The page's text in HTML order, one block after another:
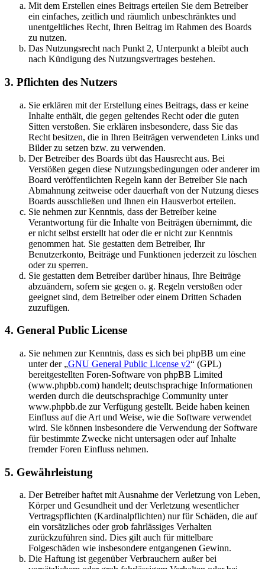
Mit dem Erstellen eines Beitrags erteilen Sie dem Betreiber
ein einfaches, zeitlich und räumlich unbeschränktes und
unentgeltliches Recht, Ihren Beitrag im Rahmen des Boards
zu nutzen.
Das Nutzungsrecht nach Punkt 2, Unterpunkt a bleibt auch
nach Kündigung des Nutzungsvertrages bestehen.
3. Pflichten des Nutzers
Sie erklären mit der Erstellung eines Beitrags, dass er keine
Inhalte enthält, die gegen geltendes Recht oder die guten
Sitten verstoßen. Sie erklären insbesondere, dass Sie das
Recht besitzen, die in Ihren Beiträgen verwendeten Links und
Bilder zu setzen bzw. zu verwenden.
Der Betreiber des Boards übt das Hausrecht aus. Bei
Verstößen gegen diese Nutzungsbedingungen oder anderer im
Board veröffentlichten Regeln kann der Betreiber Sie nach
Abmahnung zeitweise oder dauerhaft von der Nutzung dieses
Boards ausschließen und Ihnen ein Hausverbot erteilen.
Sie nehmen zur Kenntnis, dass der Betreiber keine
Verantwortung für die Inhalte von Beiträgen übernimmt, die
er nicht selbst erstellt hat oder die er nicht zur Kenntnis
genommen hat. Sie gestatten dem Betreiber, Ihr
Benutzerkonto, Beiträge und Funktionen jederzeit zu löschen
oder zu sperren.
Sie gestatten dem Betreiber darüber hinaus, Ihre Beiträge
abzuändern, sofern sie gegen o. g. Regeln verstoßen oder
geeignet sind, dem Betreiber oder einem Dritten Schaden
zuzufügen.
4. General Public License
Sie nehmen zur Kenntnis, dass es sich bei phpBB um eine
unter der „GNU General Public License v2“ (GPL)
bereitgestellten Foren-Software von phpBB Limited
(www.phpbb.com) handelt; deutschsprachige Informationen
werden durch die deutschsprachige Community unter
www.phpbb.de zur Verfügung gestellt. Beide haben keinen
Einfluss auf die Art und Weise, wie die Software verwendet
wird. Sie können insbesondere die Verwendung der Software
für bestimmte Zwecke nicht untersagen oder auf Inhalte
fremder Foren Einfluss nehmen.
5. Gewährleistung
Der Betreiber haftet mit Ausnahme der Verletzung von Leben,
Körper und Gesundheit und der Verletzung wesentlicher
Vertragspflichten (Kardinalpflichten) nur für Schäden, die auf
ein vorsätzliches oder grob fahrlässiges Verhalten
zurückzuführen sind. Dies gilt auch für mittelbare
Folgeschäden wie insbesondere entgangenen Gewinn.
Die Haftung ist gegenüber Verbrauchern außer bei